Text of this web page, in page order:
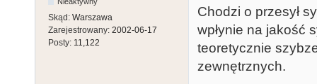
Skąd: Warszawa
Zarejestrowany: 2002-06-17
Posty: 11,122
Chodzi o przesył
wpłynie na jakość
teoretycznie
zewnętrznych.